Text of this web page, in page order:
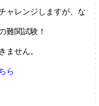
ャレンジしますが、な
難関試験！
ません。
ら